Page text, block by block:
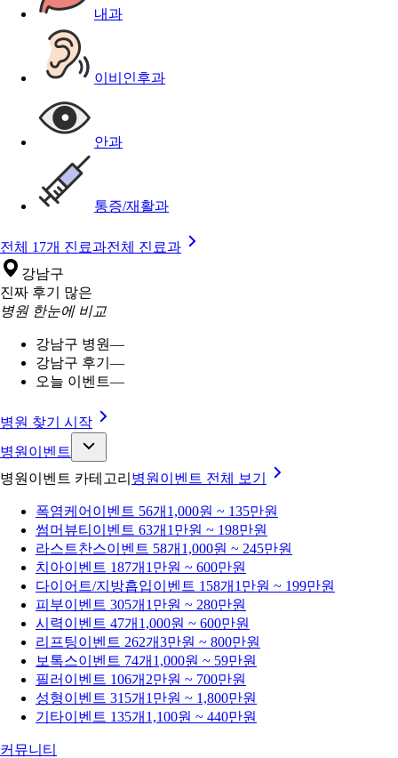
내과
이비인후과
안과
통증/재활과
전체 17개 진료과전체 진료과
강남구
진짜 후기 많은
병원 한눈에 비교
강남구 병원—
강남구 후기 —
오늘 이벤트—
병원 찾기 시작
병원이벤트
병원이벤트 카테고리 병원이벤트 전체 보기
폭염케어 이벤트 56개 1,000원 ~ 135만원
썸머뷰티 이벤트 63개 1만원 ~ 198만원
라스트찬스이벤트 58개 1,000원 ~ 245만원
치아이벤트 187개 1만원 ~ 600만원
다이어트/지방흡입이벤트 158개 1만원 ~ 199만원
피부이벤트 305개 1만원 ~ 280만원
시력이벤트 47개 1,000원 ~ 600만원
리프팅이벤트 262개3만원 ~ 800만원
보톡스이벤트 74개 1,000원 ~ 59만원
필러 이벤트 106개 2만원 ~ 700만원
성형이벤트 315개 1만원 ~ 1,800만원
기타이벤트 135개 1,100원 ~ 440만원
커뮤니티